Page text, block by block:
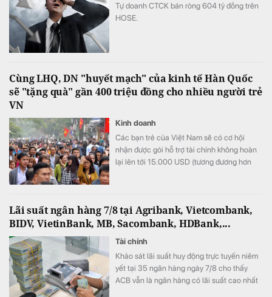
Tự doanh CTCK bán ròng 604 tỷ đồng trên
HOSE.
Cùng LHQ, DN "huyết mạch" của kinh tế Hàn Quốc
sẽ "tặng quà" gần 400 triệu đồng cho nhiều người trẻ
VN
Kinh doanh
Các bạn trẻ của Việt Nam sẽ có cơ hội
nhận được gói hỗ trợ tài chính không hoàn
lại lên tới 15.000 USD (tương đương hơn
Lãi suất ngân hàng 7/8 tại Agribank, Vietcombank,
BIDV, VietinBank, MB, Sacombank, HDBank,...
Tài chính
Khảo sát lãi suất huy động trực tuyến niêm
yết tại 35 ngân hàng ngày 7/8 cho thấy
ACB vẫn là ngân hàng có lãi suất cao nhất